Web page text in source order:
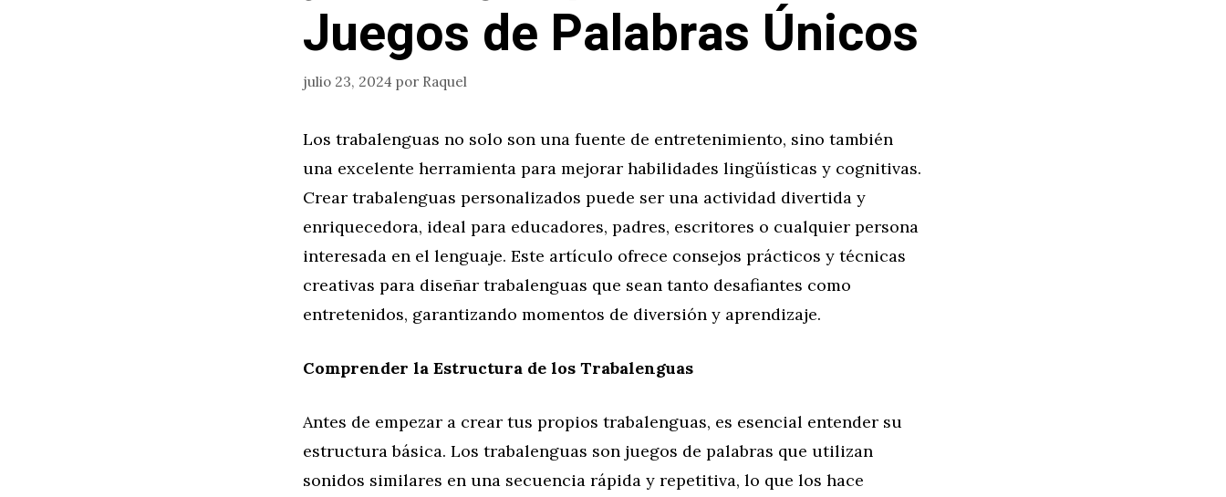
Juegos de Palabras Únicos
julio 23, 2024 por Raquel
Los trabalenguas no solo son una fuente de entretenimiento, sino también
una excelente herramienta para mejorar habilidades lingüísticas y cognitivas.
Crear trabalenguas personalizados puede ser una actividad divertida y
enriquecedora, ideal para educadores, padres, escritores o cualquier persona
interesada en el lenguaje. Este artículo ofrece consejos prácticos y técnicas
creativas para diseñar trabalenguas que sean tanto desafiantes como
entretenidos, garantizando momentos de diversión y aprendizaje.
Comprender la Estructura de los Trabalenguas
Antes de empezar a crear tus propios trabalenguas, es esencial entender su
estructura básica. Los trabalenguas son juegos de palabras que utilizan
sonidos similares en una secuencia rápida y repetitiva, lo que los hace